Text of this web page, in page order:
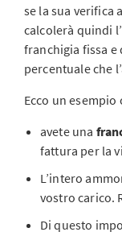
se la sua verifica
calcolerà quindi
franchigia fissa e
percentuale che
Ecco un
avete una
fattura per la
L’intero
vostro carico.
Di questo